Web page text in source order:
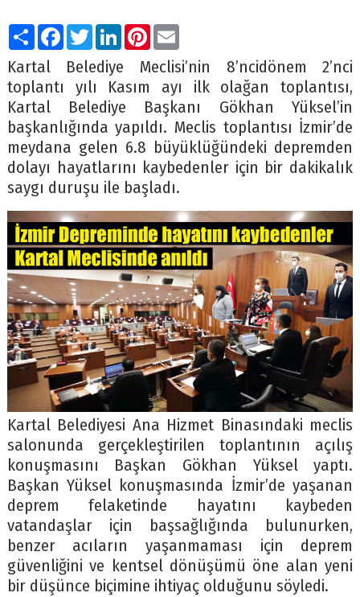
PaylaşFacebook
TwitterLinkedIn
Pinterest
Email
Kartal Belediye Meclisi’nin 8’ncidönem 2’nci
toplantı yılı Kasım ayı ilk olağan toplantısı,
Kartal Belediye Başkanı Gökhan Yüksel’in
başkanlığında yapıldı. Meclis toplantısı İzmir’de
meydana gelen 6.8 büyüklüğündeki depremden
dolayı hayatlarını kaybedenler için bir dakikalık
saygı duruşu ile başladı.
Kartal Belediyesi Ana Hizmet Binasındaki meclis
salonunda gerçekleştirilen toplantının açılış
konuşmasını Başkan Gökhan Yüksel yaptı.
Başkan Yüksel konuşmasında İzmir’de yaşanan
deprem felaketinde hayatını kaybeden
vatandaşlar için başsağlığında bulunurken,
benzer acıların yaşanmaması için deprem
güvenliğini ve kentsel dönüşümü öne alan yeni
bir düşünce biçimine ihtiyaç olduğunu söyledi.